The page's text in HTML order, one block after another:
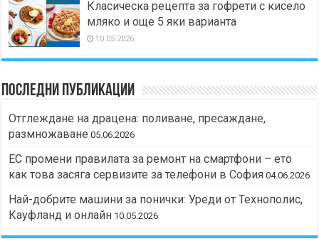
Класическа рецепта за гофрети с кисело
мляко и още 5 яки варианта
10.05.2026
Последни публикации
Отглеждане на драцена: поливане, пресаждане,
размножаване 05.06.2026
ЕС промени правилата за ремонт на смартфони – ето
как това засяга сервизите за телефони в София 04.06.2026
Най-добрите машини за понички: Уреди от Технополис,
Кауфланд и онлайн 10.05.2026